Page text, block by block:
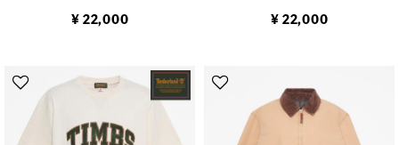
¥ 22,000 ¥ 22,000